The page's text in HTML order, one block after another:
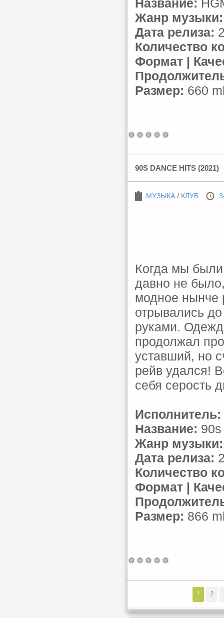
Название:
Жанр музыки:
Дата релиза:
Количество
Формат |
Размер: 660
90S DANCE HITS (2021)
МУЗЫКА / КЛУБ
Когда мы
давно не
модное нынче
отрывались
руками.
продолжал
уставший, но
рейв удался!
себя серость
Исполнитель:
Название:
Жанр музыки:
Дата релиза:
Количество
Формат |
Размер: 866
1 2